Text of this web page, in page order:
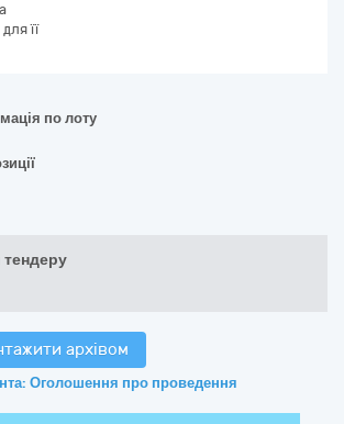
її
по лоту
архівом
Оголошення про проведення